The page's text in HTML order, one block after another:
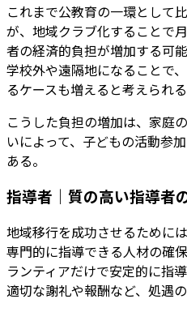
これまで公教育の一環として
が、地域クラブ化することで
者の経済的負担が増加する可
学校外や遠隔地になることで
るケースも増えると考えられる
こうした負担の増加は、家庭
いによって、子どもの活動参
ある。
指導者｜質の高い指導者
地域移行を成功させるために
専門的に指導できる人材の確
ランティアだけで安定的に指
適切な謝礼や報酬など、処遇